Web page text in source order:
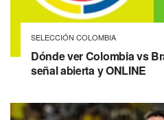
SELECCIÓN COLOMBIA
Dónde ver Colombia vs
señal abierta y ONLINE